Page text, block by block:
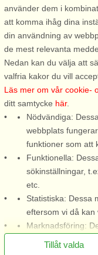
Stugnr: 53921
Västra Frölunda
5 personer, 121 m²
3,0 km till sjö/hav:.
Hemtrevligt och
atriumhus i Fiskebäck i
Göteborg. Ett perfekt
familj som vill ta del av
nöjesstaden Göteborgs
attraktioner så som
Liseberg, restaurangliv
shopping. ...
från 11.088
använder dem i
att komma ihåg dina
din användning av
de mest relevanta
Nedan kan du välja att
valfria kakor du vill
Läs mer om vår cookie-
ditt samtycke här.
Nödvändiga:
webbplats
funktioner som att
Funktionella:
sökinställningar,
etc.
Statistiska: Dessa
eftersom vi då kan
Marknadsföring:
partners att
Tillåt valda